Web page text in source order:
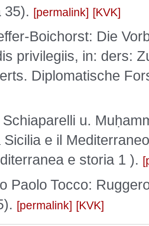
35).
permalink KVK
Boichorst: Die
privilegiis, in: ders:
Diplomatische
u.
Sicilia e il
e storia 1 ).
Paolo Tocco:
permalink KVK